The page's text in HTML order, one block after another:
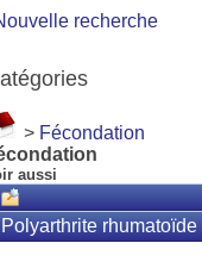
recherche
> Fécondation
aussi
Polyarthrite rhumatoïde